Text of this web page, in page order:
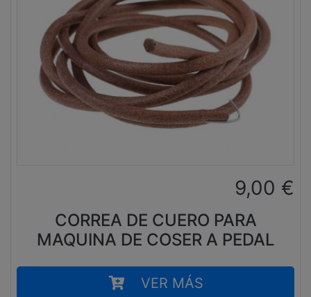
9,00 €
CORREA DE CUERO PARA
MAQUINA DE COSER A PEDAL
VER MÁS